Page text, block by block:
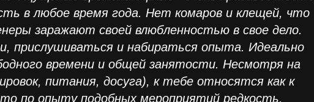
в любое время года. Нет комаров и клещей, что
заражают своей влюбленностью в свое дело.
прислушиваться и набираться опыта. Идеально
времени и общей занятости. Несмотря на
питания, досуга), к тебе относятся как к
по опыту подобных мероприятий редкость.